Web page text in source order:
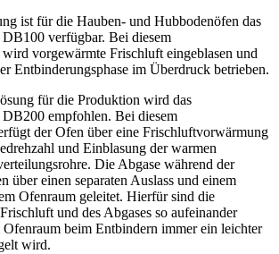
ist für die Hauben- und Hubbodenöfen das
verfügbar. Bei diesem
vorgewärmte Frischluft eingeblasen und
Entbinderungsphase im Überdruck betrieben.
für die Produktion wird das
empfohlen. Bei diesem
der Ofen über eine Frischluftvorwärmung
und Einblasung der warmen
Die Abgase während der
über einen separaten Auslass und einem
Ofenraum geleitet. Hierfür sind die
und des Abgases so aufeinander
Ofenraum beim Entbindern immer ein leichter
wird.